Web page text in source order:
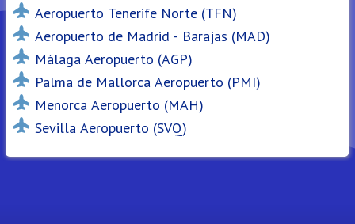
Aeropuerto Tenerife Norte (TFN)
Aeropuerto de Madrid - Barajas (MAD)
Málaga Aeropuerto (AGP)
Palma de Mallorca Aeropuerto (PMI)
Menorca Aeropuerto (MAH)
Sevilla Aeropuerto (SVQ)